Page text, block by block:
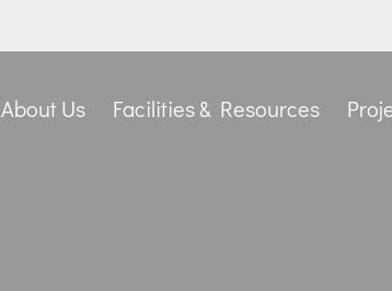
About Us Facilities & Resources